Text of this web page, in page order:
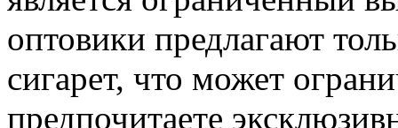
оптовики предлагают
сигарет, что может
предпочитаете